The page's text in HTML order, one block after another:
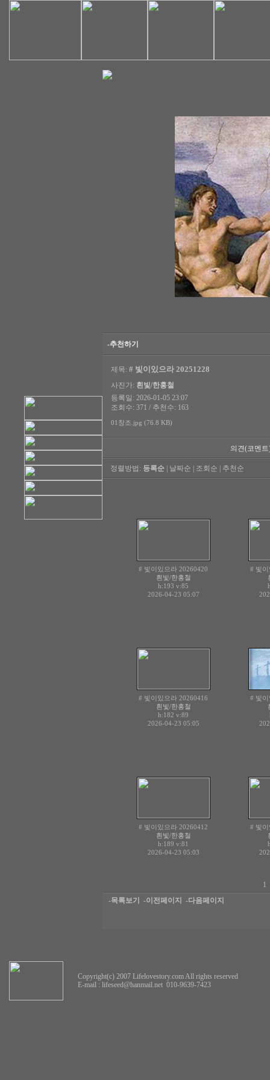
-추천하기
제목: # 빛이있으라 20251228
사진가: 흰빛/한홍철
등록일: 2026-01-05 23:07
조회수: 371 / 추천수: 163
01창조.jpg (76.8 KB)
의견(코멘
정렬방법: 등록순 날짜순 조회순 추천순
# 빛이있으라 20260420
흰빛/한홍철
h:193 v:85
2026-04-23 05:07
# 빛
# 빛이있으라 20260416
흰빛/한홍철
h:182 v:89
2026-04-23 05:05
# 빛
# 빛이있으라 20260412
흰빛/한홍철
h:189 v:81
2026-04-23 05:03
# 빛
1
-목록보기
-이전페이지 -다음페이지
Copyright(c) 2007 Lifelovestory.com All rights reserved
E-mail : lifeseed@hanmail.net 010-9639-7423